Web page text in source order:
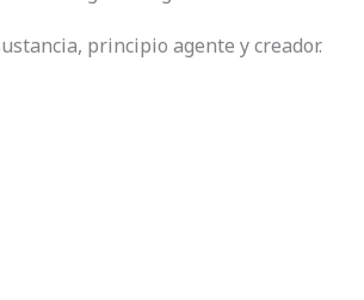
principio agente y creador.